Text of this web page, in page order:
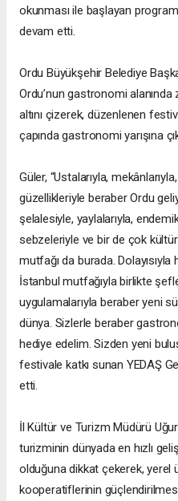
okunması ile başlayan
devam etti.
Ordu Büyükşehir Belediye
Ordu’nun gastronomi
altını çizerek, düzenlenen
çapında gastronomi yarışına
Güler, “Ustalarıyla,
güzellikleriyle beraber Ordu
şelalesiyle, yaylalarıyla,
sebzeleriyle ve bir de çok
mutfağı da burada.
İstanbul mutfağıyla birlikte
uygulamalarıyla beraber yeni
dünya. Sizlerle beraber
hediye edelim. Sizden yeni
festivale katkı sunan YEDAŞ
etti.
İl Kültür ve Turizm Müdürü
turizminin dünyada en hızlı
olduğuna dikkat çekerek, yerel
kooperatiflerinin